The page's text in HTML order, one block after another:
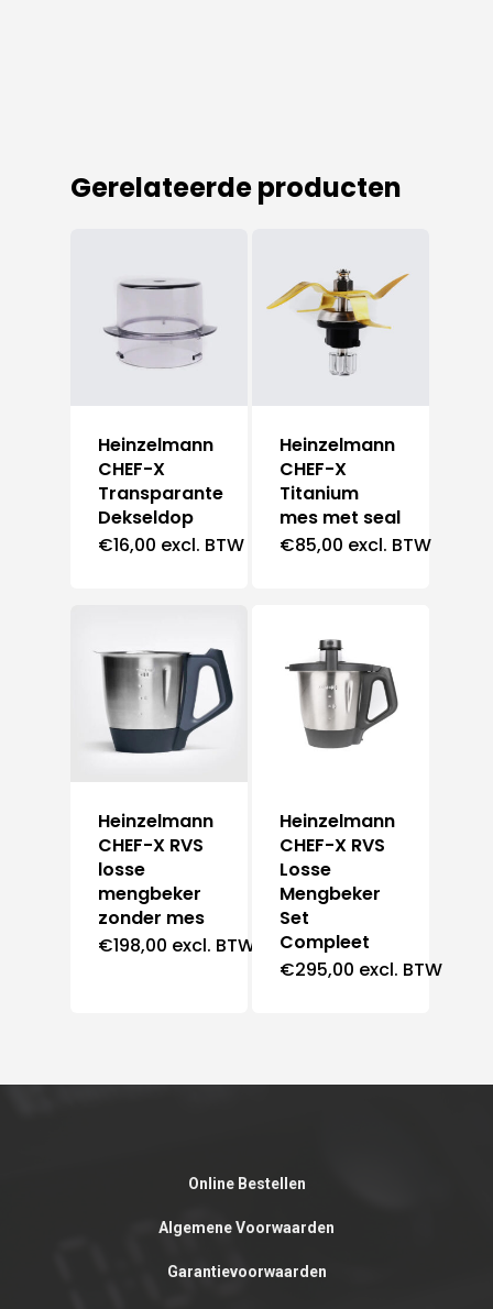
Gerelateerde producten
Heinzelmann
CHEF-X
Transparante
Dekseldop
€16,00 excl. BTW
Heinzelmann
CHEF-X
Titanium
mes met seal
€85,00 excl. BTW
Heinzelmann
CHEF-X RVS
losse
mengbeker
zonder mes
€198,00 excl. BTW
Heinzelmann
CHEF-X RVS
Losse
Mengbeker
Set
Compleet
€295,00 excl. BTW
Online Bestellen
Algemene Voorwaarden
Garantievoorwaarden